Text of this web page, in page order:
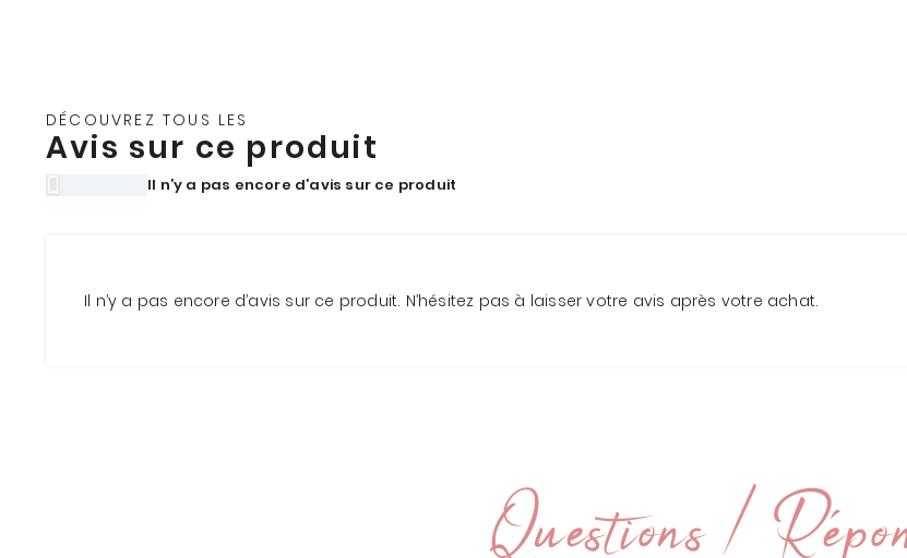
DÉCOUVREZ TOUS LES
Avis sur ce produit
Il n’y a pas encore d’avis sur ce produit
Il n’y a pas encore d’avis sur ce produit. N’hésitez pas à laisser votre avis après votre achat.